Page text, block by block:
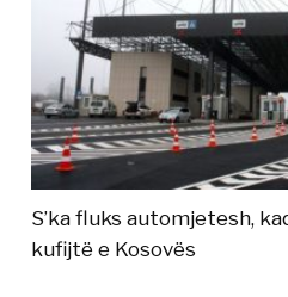
S’ka fluks automjetesh,
kufijtë e Kosovës